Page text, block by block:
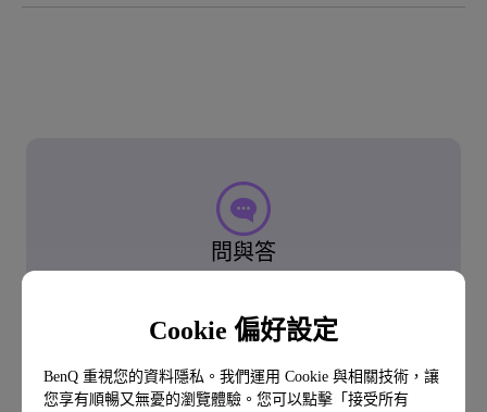
Cookie 偏好設定
BenQ 重視您的資料隱私。我們運用 Cookie 與相關技術，讓
您享有順暢又無憂的瀏覽體驗。您可以點擊「接受所有
問與答
了解常見問題